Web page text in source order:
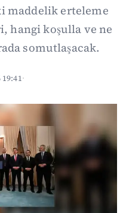
maddelik erteleme
hangi koşulla ve ne
somutlaşacak.
·